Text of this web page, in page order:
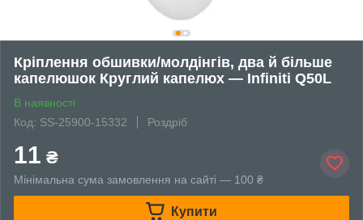
Кріплення обшивки/молдінгів, два й більше
капелюшок Круглий капелюх — Infiniti Q50L
В наявності
Код: SS-25900-15332
Роздріб
11 ₴
Мінімальна сума замовлення на сайті — 100 ₴
Купити